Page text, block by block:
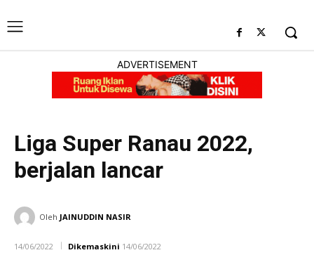
ADVERTISEMENT
Liga Super Ranau 2022,
berjalan lancar
Oleh JAINUDDIN NASIR
14/06/2022 Dikemaskini 14/06/2022